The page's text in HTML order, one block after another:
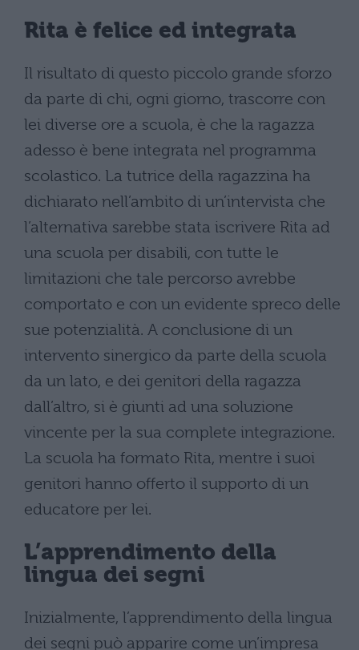
Rita è felice ed integrata
Il risultato di questo piccolo grande sforzo
da parte di chi, ogni giorno, trascorre con
lei diverse ore a scuola, è che la ragazza
adesso è bene integrata nel programma
scolastico. La tutrice della ragazzina ha
dichiarato nell’ambito di un’intervista che
l’alternativa sarebbe stata iscrivere Rita ad
una scuola per disabili, con tutte le
limitazioni che tale percorso avrebbe
comportato e con un evidente spreco delle
sue potenzialità. A conclusione di un
intervento sinergico da parte della scuola
da un lato, e dei genitori della ragazza
dall’altro, si è giunti ad una soluzione
vincente per la sua complete integrazione.
La scuola ha formato Rita, mentre i suoi
genitori hanno offerto il supporto di un
educatore per lei.
L’apprendimento della
lingua dei segni
Inizialmente, l’apprendimento della lingua
dei segni può apparire come un’impresa